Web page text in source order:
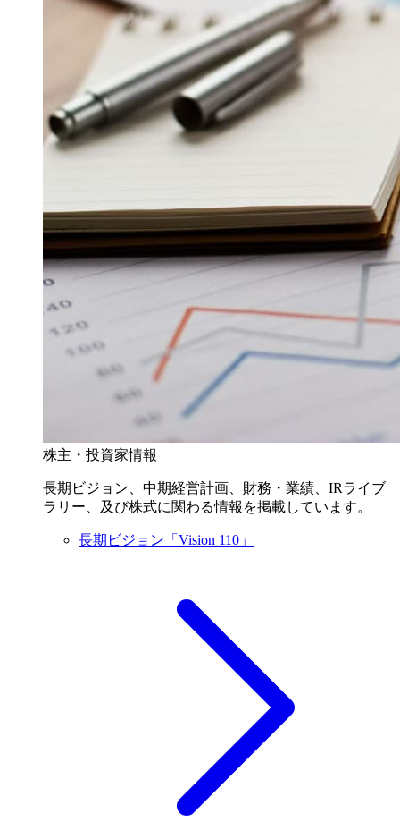
株主・投資家情報
長期ビジョン、中期経営計画、財務・業績、IRライブ
ラリー、及び株式に関わる情報を掲載しています。
長期ビジョン「Vision 110」